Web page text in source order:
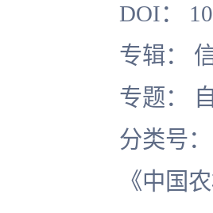
DOI：
专辑：
专题：
分类号
《中国